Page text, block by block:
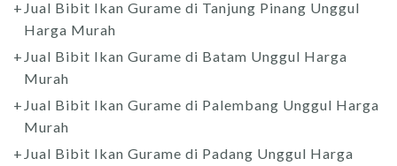
Jual Bibit Ikan Gurame di Tanjung Pinang Unggul
Harga Murah
Jual Bibit Ikan Gurame di Batam Unggul Harga
Murah
Jual Bibit Ikan Gurame di Palembang Unggul Harga
Murah
Jual Bibit Ikan Gurame di Padang Unggul Harga